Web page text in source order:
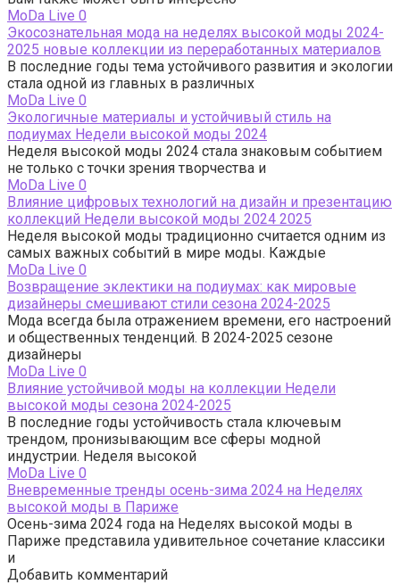
МоDа Live 0
Экосознательная мода на неделях высокой моды 2024-
2025 новые коллекции из переработанных материалов
В последние годы тема устойчивого развития и экологии
стала одной из главных в различных
МоDа Live 0
Экологичные материалы и устойчивый стиль на
подиумах Недели высокой моды 2024
Неделя высокой моды 2024 стала знаковым событием
не только с точки зрения творчества и
МоDа Live 0
Влияние цифровых технологий на дизайн и презентацию
коллекций Недели высокой моды 2024 2025
Неделя высокой моды традиционно считается одним из
самых важных событий в мире моды. Каждые
МоDа Live 0
Возвращение эклектики на подиумах: как мировые
дизайнеры смешивают стили сезона 2024-2025
Мода всегда была отражением времени, его настроений
и общественных тенденций. В 2024-2025 сезоне
дизайнеры
МоDа Live 0
Влияние устойчивой моды на коллекции Недели
высокой моды сезона 2024-2025
В последние годы устойчивость стала ключевым
трендом, пронизывающим все сферы модной
индустрии. Неделя высокой
МоDа Live 0
Вневременные тренды осень-зима 2024 на Неделях
высокой моды в Париже
Осень-зима 2024 года на Неделях высокой моды в
Париже представила удивительное сочетание классики
и
Добавить комментарий